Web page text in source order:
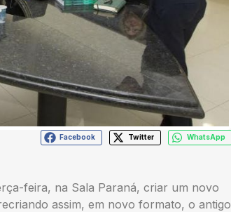
Facebook Twitter WhatsApp
feira, na Sala Paraná, criar um novo
assim, em novo formato, o antigo